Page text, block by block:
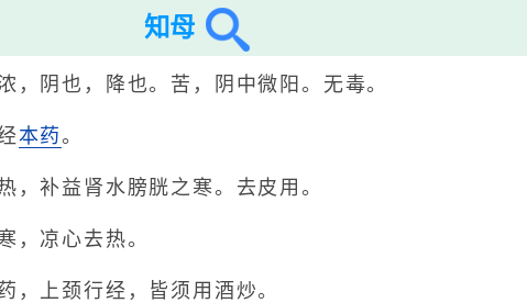
知母
，阴也，降也。苦，阴中微阳。无毒。
本药。
，补益肾水膀胱之寒。去皮用。
，凉心去热。
，上颈行经，皆须用酒炒。